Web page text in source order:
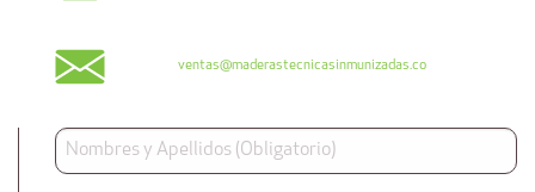
ventas@maderastecnicasinmunizadas.co